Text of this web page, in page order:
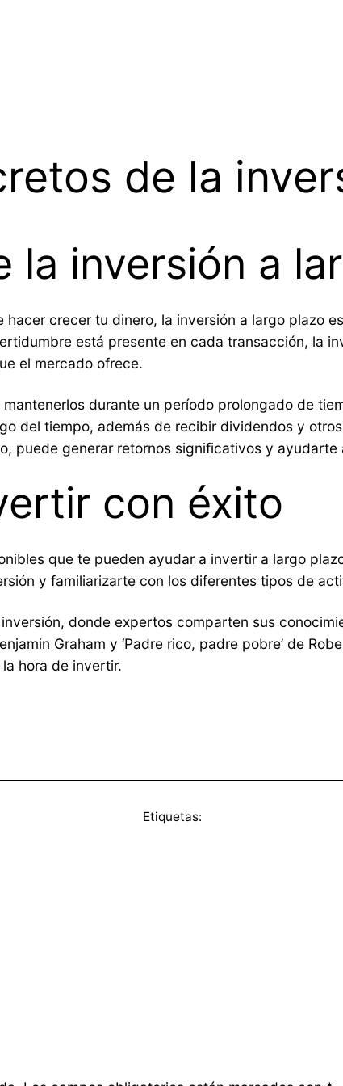
de la
la inversión a
crecer tu dinero, la inversión a largo plazo
está presente en cada transacción, la
el mercado ofrece.
durante un período prolongado de
del tiempo, además de recibir dividendos y
puede generar retornos significativos y
con éxito
que te pueden ayudar a invertir a largo
y familiarizarte con los diferentes tipos de
donde expertos comparten sus
Graham y ‘Padre rico, padre pobre’ de
hora de invertir.
Etiquetas: